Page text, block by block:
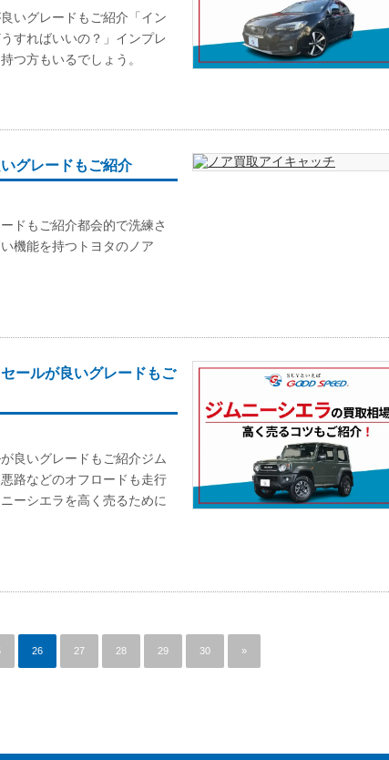
いグレードもご紹介「イン
すればいいの？」インプレ
つ方もいるでしょう。
グレードもご紹介
ドもご紹介都会的で洗練さ
機能を持つトヨタのノア
ールが良いグレードもご
良いグレードもご紹介ジム
路などのオフロードも走行
ーシエラを高く売るために
26 27 28 29 30 »